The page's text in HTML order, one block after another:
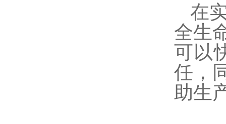
在
全生
可以
任，
助生